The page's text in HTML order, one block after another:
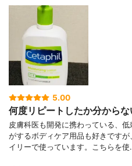
5.00
何度リピートしたか分から
皮膚科医も開発に携わっている、
がするボディケア用品も好きです
イリーで使っています。こちらを